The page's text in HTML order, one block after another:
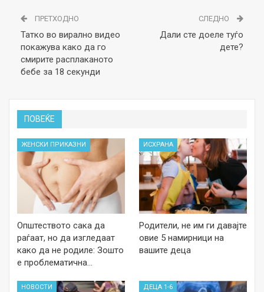
ПРЕТХОДНО
Татко во вирално видео
покажува како да го
смирите расплаканото
бебе за 18 секунди
СЛЕДНО
Дали сте доеле туѓо
дете?
ПОВЕЌЕ
ЖЕНСКИ ПРИКАЗНИ
Општеството сака да
раѓаат, но да изгледаат
како да не родиле: Зошто
е проблематична…
ИСХРАНА
Родители, не им ги давајте
овие 5 намирници на
вашите деца
НОВОСТИ ДЕЦА 1-6